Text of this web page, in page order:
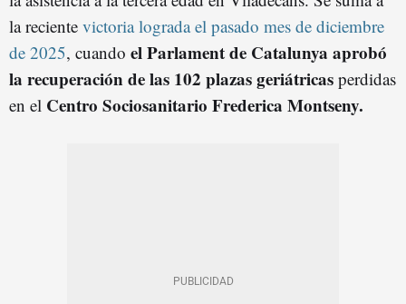
la reciente victoria lograda el pasado mes de diciembre
de 2025, cuando el Parlament de Catalunya aprobó
la recuperación de las 102 plazas geriátricas perdidas
en el Centro Sociosanitario Frederica Montseny.